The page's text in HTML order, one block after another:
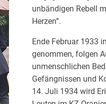
unbändigen Rebell
Herzen“.
Ende Februar 1933
genommen, folgen
unmenschlichen
Gefängnissen und
14. Juli 1934 wird